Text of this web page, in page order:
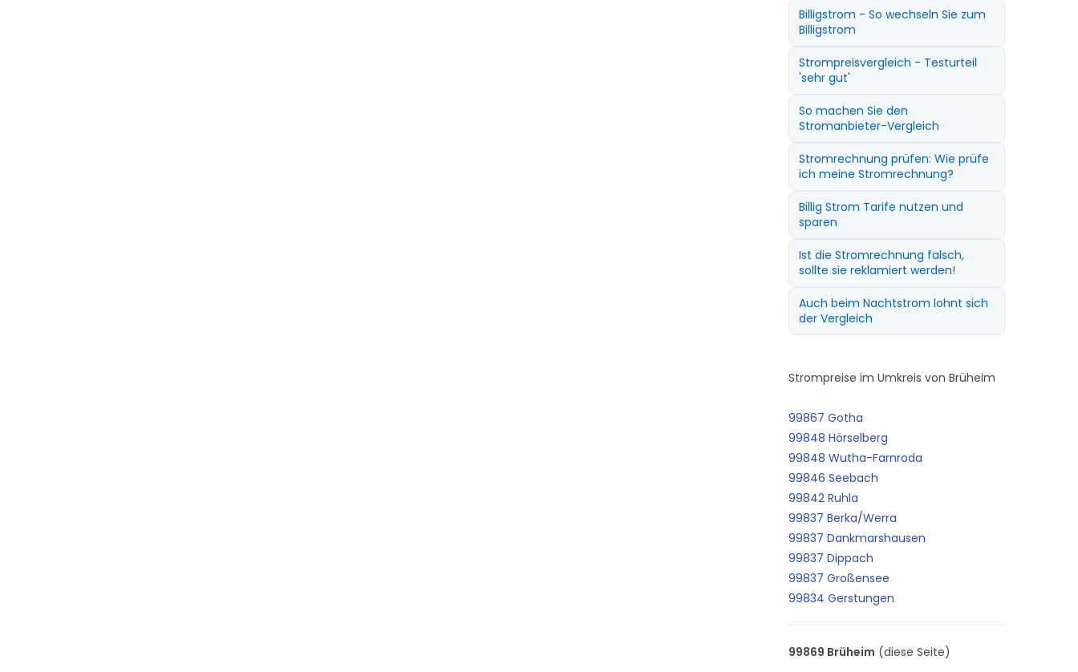
Billigstrom - So wechseln Sie zum
Billigstrom
Strompreisvergleich - Testurteil
'sehr gut'
So machen Sie den
Stromanbieter-Vergleich
Stromrechnung prüfen: Wie prüfe
ich meine Stromrechnung?
Billig Strom Tarife nutzen und
sparen
Ist die Stromrechnung falsch,
sollte sie reklamiert werden!
Auch beim Nachtstrom lohnt sich
der Vergleich
Strompreise im Umkreis von Brüheim
99867 Gotha
99848 Hörselberg
99848 Wutha-Farnroda
99846 Seebach
99842 Ruhla
99837 Berka/Werra
99837 Dankmarshausen
99837 Dippach
99837 Großensee
99834 Gerstungen
99869 Brüheim (diese Seite)